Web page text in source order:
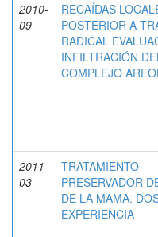
2010-
09
RECAÍDAS
POSTERIOR A
RADICAL
INFILTRACIÓN
COMPLEJO
2011-
03
TRATAMIENTO
PRESERVADOR
DE LA MAMA.
EXPERIENCIA